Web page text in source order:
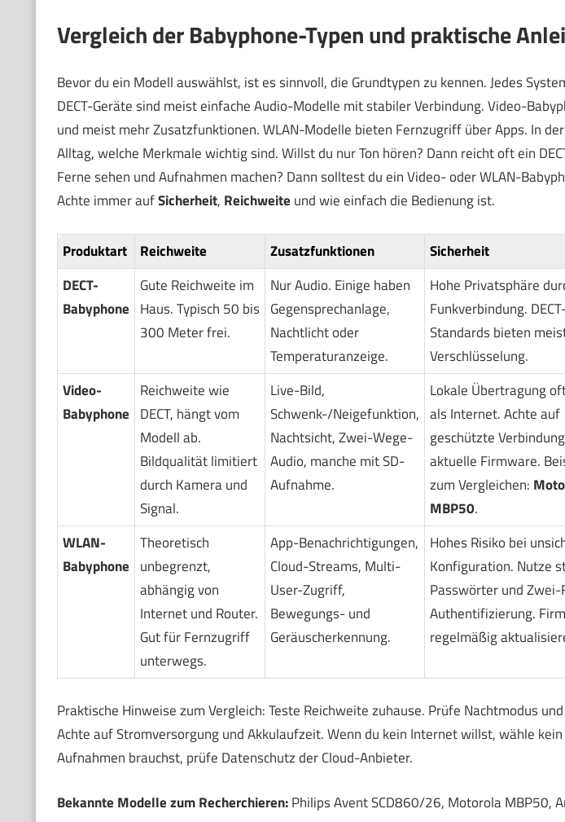
Vergleich der Babyphone-Typen und praktische
Bevor du ein Modell auswählst, ist es sinnvoll, die Grundtypen zu kennen. Jedes
DECT-Geräte sind meist einfache Audio-Modelle mit stabiler Verbindung. Video-
und meist mehr Zusatzfunktionen. WLAN-Modelle bieten Fernzugriff über Apps. In
Alltag, welche Merkmale wichtig sind. Willst du nur Ton hören? Dann reicht oft ein
Ferne sehen und Aufnahmen machen? Dann solltest du ein Video- oder WLAN-
Achte immer aufSicherheit, Reichweite und wie einfach die Bedienung ist.
Produktart Reichweite Zusatzfunktionen Sicherheit
DECT-
Babyphone
Gute Reichweite im
Haus. Typisch 50 bis
300 Meter frei.
Nur Audio. Einige haben
Gegensprechanlage,
Nachtlicht oder
Temperaturanzeige.
Hohe Privatsphäre
Funkverbindung.
Standards bieten
Verschlüsselung.
Video-
Babyphone
Reichweite wie
DECT, hängt vom
Modell ab.
Bildqualität limitiert
durch Kamera und
Signal.
Live-Bild,
Schwenk-/Neigefunktion,
Nachtsicht, Zwei-Wege-
Audio, manche mit SD-
Aufnahme.
Lokale Übertragung
als Internet. Achte auf
geschützte
aktuelle Firmware.
zum Vergleichen:
MBP50.
WLAN-
Babyphone
Theoretisch
unbegrenzt,
abhängig von
Internet und Router.
Gut für Fernzugriff
unterwegs.
App-Benachrichtigungen,
Cloud-Streams, Multi-
User-Zugriff,
Bewegungs- und
Geräuscherkennung.
Hohes Risiko bei
Konfiguration. Nutze
Passwörter und Zwei-
Authentifizierung.
regelmäßig
Praktische Hinweise zum Vergleich: Teste Reichweite zuhause. Prüfe Nachtmodus
Achte auf Stromversorgung und Akkulaufzeit. Wenn du kein Internet willst, wähle
Aufnahmen brauchst, prüfe Datenschutz der Cloud-Anbieter.
Bekannte Modelle zum Recherchieren:Philips Avent SCD860/26, Motorola MBP50,